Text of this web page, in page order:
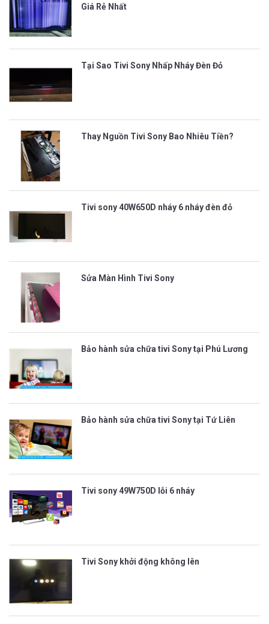
Giá Rẻ Nhất
Tại Sao Tivi Sony Nhấp Nháy Đèn Đỏ
Thay Nguồn Tivi Sony Bao Nhiêu Tiền?
Tivi sony 40W650D nháy 6 nháy đèn đỏ
Sửa Màn Hình Tivi Sony
Bảo hành sửa chữa tivi Sony tại Phú Lương
Bảo hành sửa chữa tivi Sony tại Tứ Liên
Tivi sony 49W750D lỗi 6 nháy
Tivi Sony khởi động không lên